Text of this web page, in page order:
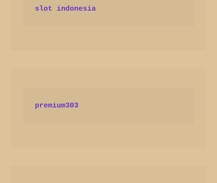
slot indonesia
premium303